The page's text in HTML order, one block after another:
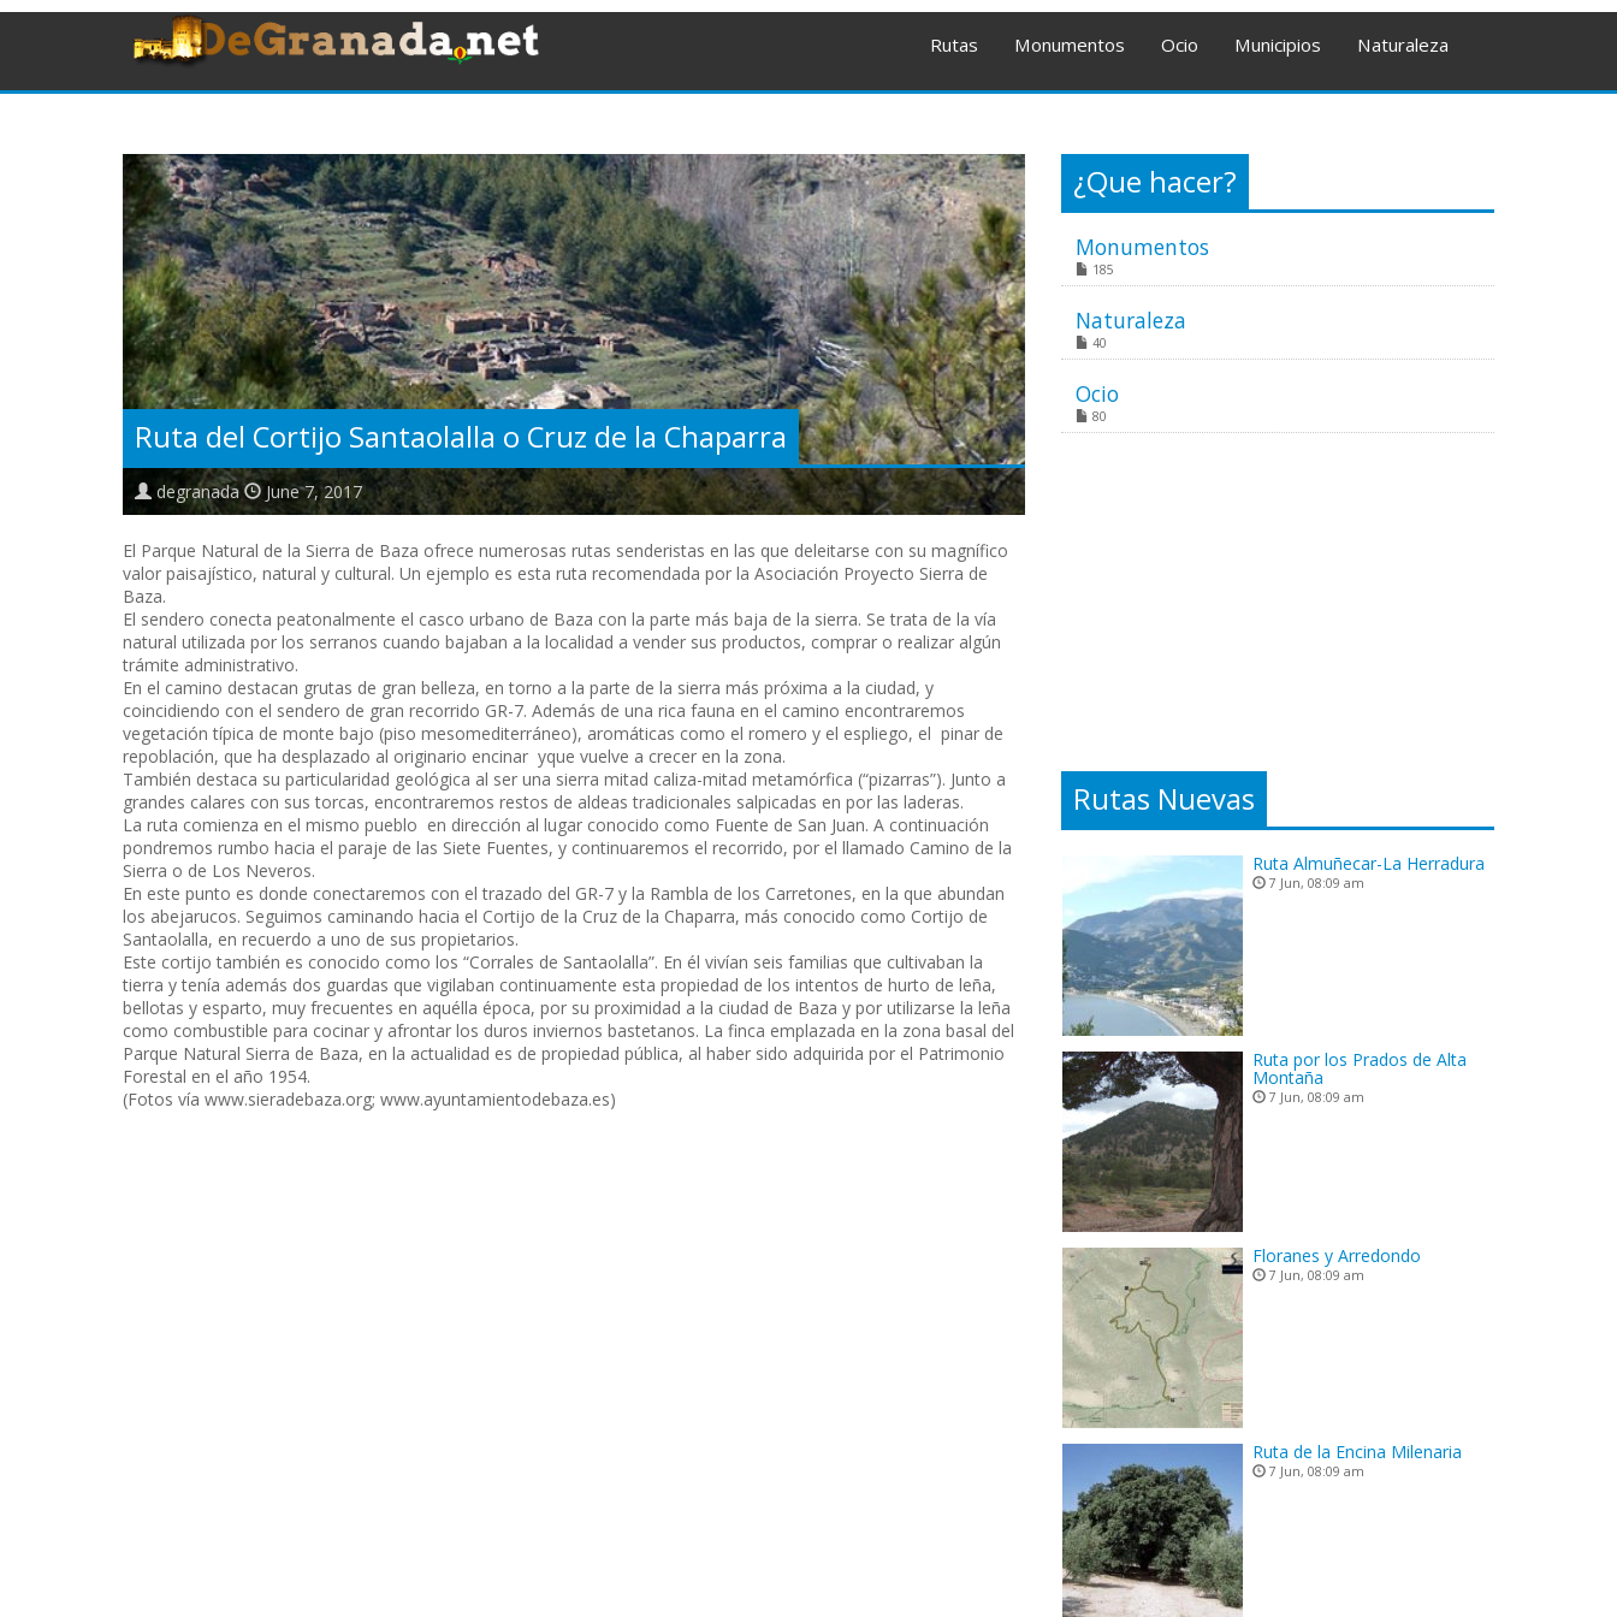
Rutas Monumentos Ocio Municipios Naturaleza
Ruta del Cortijo Santaolalla o Cruz de la Chaparra
degranada June 7, 2017
El Parque Natural de la Sierra de Baza ofrece numerosas rutas senderistas en las que deleitarse con su magnífico
valor paisajístico, natural y cultural. Un ejemplo es esta ruta recomendada por la Asociación Proyecto Sierra de
Baza.
El sendero conecta peatonalmente el casco urbano de Baza con la parte más baja de la sierra. Se trata de la vía
natural utilizada por los serranos cuando bajaban a la localidad a vender sus productos, comprar o realizar algún
trámite administrativo.
En el camino destacan grutas de gran belleza, en torno a la parte de la sierra más próxima a la ciudad, y
coincidiendo con el sendero de gran recorrido GR-7. Además de una rica fauna en el camino encontraremos
vegetación típica de monte bajo (piso mesomediterráneo), aromáticas como el romero y el espliego, el pinar de
repoblación, que ha desplazado al originario encinar yque vuelve a crecer en la zona.
También destaca su particularidad geológica al ser una sierra mitad caliza-mitad metamórfica (“pizarras”). Junto a
grandes calares con sus torcas, encontraremos restos de aldeas tradicionales salpicadas en por las laderas.
La ruta comienza en el mismo pueblo en dirección al lugar conocido como Fuente de San Juan. A continuación
pondremos rumbo hacia el paraje de las Siete Fuentes, y continuaremos el recorrido, por el llamado Camino de la
Sierra o de Los Neveros.
En este punto es donde conectaremos con el trazado del GR-7 y la Rambla de los Carretones, en la que abundan
los abejarucos. Seguimos caminando hacia el Cortijo de la Cruz de la Chaparra, más conocido como Cortijo de
Santaolalla, en recuerdo a uno de sus propietarios.
Este cortijo también es conocido como los “Corrales de Santaolalla”. En él vivían seis familias que cultivaban la
tierra y tenía además dos guardas que vigilaban continuamente esta propiedad de los intentos de hurto de leña,
bellotas y esparto, muy frecuentes en aquélla época, por su proximidad a la ciudad de Baza y por utilizarse la leña
como combustible para cocinar y afrontar los duros inviernos bastetanos. La finca emplazada en la zona basal del
Parque Natural Sierra de Baza, en la actualidad es de propiedad pública, al haber sido adquirida por el Patrimonio
Forestal en el año 1954.
(Fotos vía www.sieradebaza.org; www.ayuntamientodebaza.es)
¿Que hacer?
Monumentos
185
Naturaleza
40
Ocio
80
Rutas Nuevas
Ruta Almuñecar-La Herradura
7 Jun, 08:09 am
Ruta por los Prados de Alta
Montaña
7 Jun, 08:09 am
Floranes y Arredondo
7 Jun, 08:09 am
Ruta de la Encina Milenaria
7 Jun, 08:09 am